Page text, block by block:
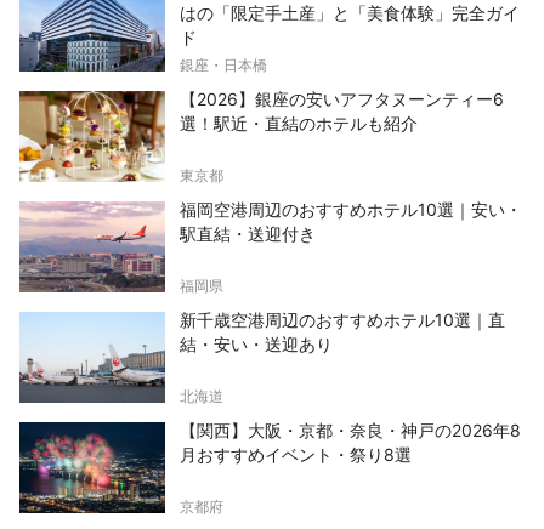
はの「限定手土産」と「美食体験」完全ガイ
ド
銀座・日本橋
【2026】銀座の安いアフタヌーンティー6
選！駅近・直結のホテルも紹介
東京都
福岡空港周辺のおすすめホテル10選｜安い・
駅直結・送迎付き
福岡県
新千歳空港周辺のおすすめホテル10選｜直
結・安い・送迎あり
北海道
【関西】大阪・京都・奈良・神戸の2026年8
月おすすめイベント・祭り8選
京都府